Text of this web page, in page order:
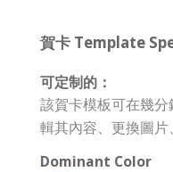
賀卡 Template
可定制的：
該賀卡模板可在幾
輯其內容、更換圖片
Dominant Color